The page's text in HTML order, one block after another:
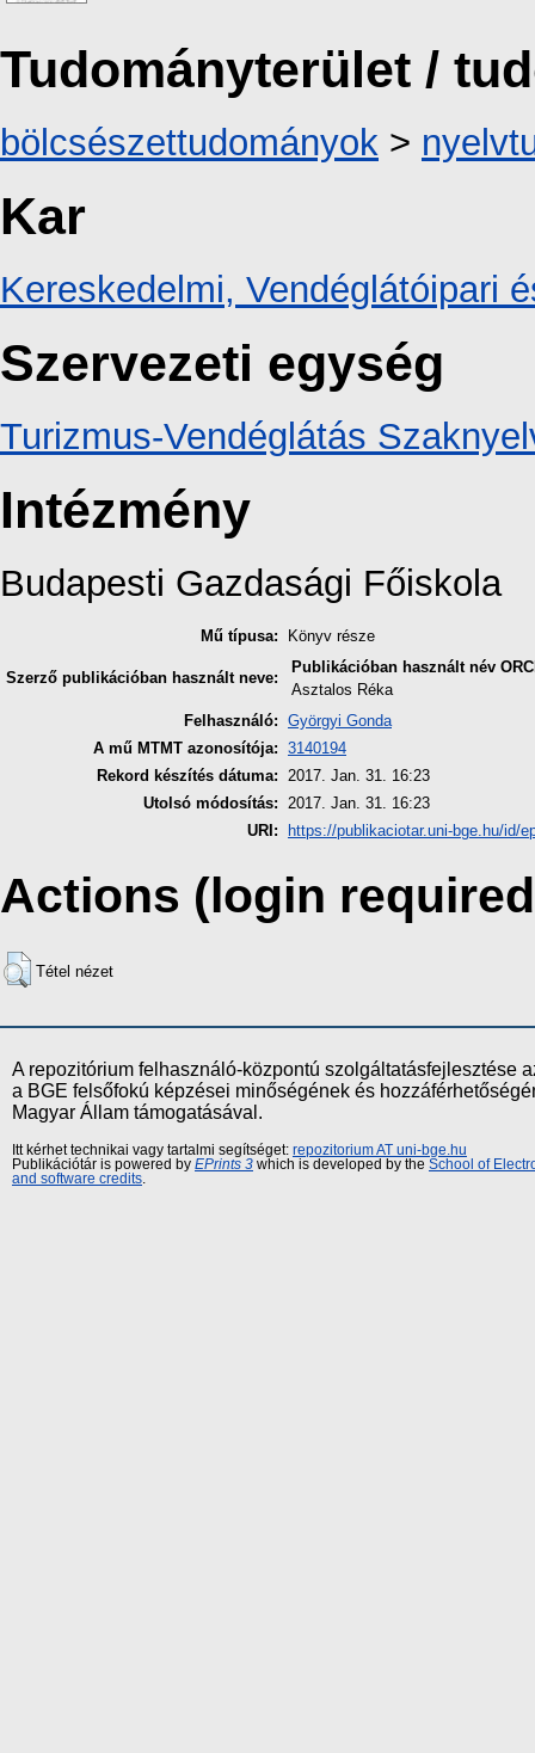
Tudományterület /
bölcsészettudományok >
Kar
Kereskedelmi, Vendéglátóipari
Szervezeti egység
Turizmus-Vendéglátás
Intézmény
Budapesti Gazdasági Főiskola
Mű típusa: Könyv része
Szerző publikációban használt neve:
Publikációban használt név
Asztalos Réka
Felhasználó: Györgyi Gonda
A mű MTMT azonosítója: 3140194
Rekord készítés dátuma: 2017. Jan. 31. 16:23
Utolsó módosítás: 2017. Jan. 31. 16:23
URI:
https://publikaciotar.uni-bge.hu/id/
Actions (login
Tétel nézet
A repozitórium felhasználó-központú szolgáltatásfejlesztése
a BGE felsőfokú képzései minőségének és
Magyar Állam támogatásával.
Itt kérhet technikai vagy tartalmi segítséget: repozitorium AT uni-bge.hu
Publikációtár is powered by EPrints 3 which is developed by the School of
and software credits